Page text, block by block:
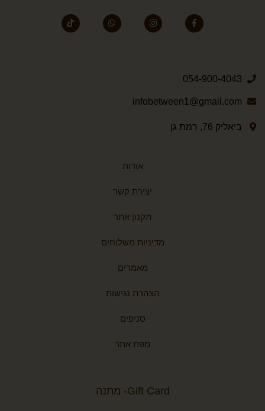
054-900-4043
infobetween1@gmail.com
ביאליק 76, רמת גן
אודות
יצירת קשר
תקנון אתר
מדיניות משלוחים
מאמרים
הצהרת נגישות
סניפים
מפת אתר
Gift Card- מתנה